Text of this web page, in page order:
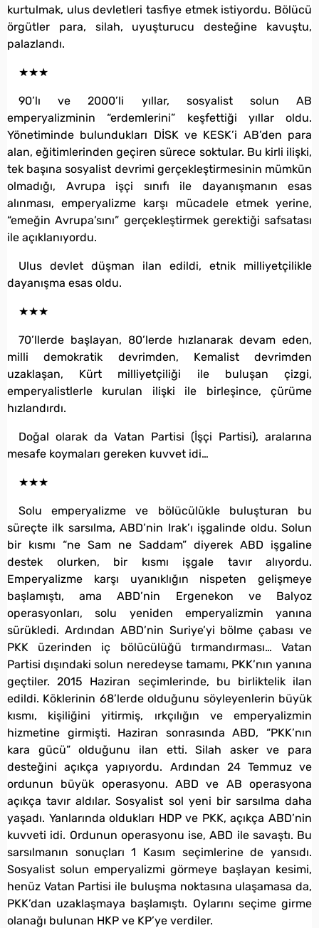
kurtulmak, ulus devletleri tasfiye etmek istiyordu. Bölücü
örgütler para, silah, uyuşturucu desteğine kavuştu,
palazlandı.
★★★
90’lı ve 2000’li yıllar, sosyalist solun AB
emperyalizminin “erdemlerini” keşfettiği yıllar oldu.
Yönetiminde bulundukları DİSK ve KESK’i AB’den para
alan, eğitimlerinden geçiren sürece soktular. Bu kirli ilişki,
tek başına sosyalist devrimi gerçekleştirmesinin mümkün
olmadığı, Avrupa işçi sınıfı ile dayanışmanın esas
alınması, emperyalizme karşı mücadele etmek yerine,
“emeğin Avrupa’sını” gerçekleştirmek gerektiği safsatası
ile açıklanıyordu.
Ulus devlet düşman ilan edildi, etnik milliyetçilikle
dayanışma esas oldu.
★★★
70’llerde başlayan, 80’lerde hızlanarak devam eden,
milli demokratik devrimden, Kemalist devrimden
uzaklaşan, Kürt milliyetçiliği ile buluşan çizgi,
emperyalistlerle kurulan ilişki ile birleşince, çürüme
hızlandırdı.
Doğal olarak da Vatan Partisi (İşçi Partisi), aralarına
mesafe koymaları gereken kuvvet idi…
★★★
Solu emperyalizme ve bölücülükle buluşturan bu
süreçte ilk sarsılma, ABD’nin Irak’ı işgalinde oldu. Solun
bir kısmı “ne Sam ne Saddam” diyerek ABD işgaline
destek olurken, bir kısmı işgale tavır alıyordu.
Emperyalizme karşı uyanıklığın nispeten gelişmeye
başlamıştı, ama ABD’nin Ergenekon ve Balyoz
operasyonları, solu yeniden emperyalizmin yanına
sürükledi. Ardından ABD’nin Suriye’yi bölme çabası ve
PKK üzerinden iç bölücülüğü tırmandırması… Vatan
Partisi dışındaki solun neredeyse tamamı, PKK’nın yanına
geçtiler. 2015 Haziran seçimlerinde, bu birliktelik ilan
edildi. Köklerinin 68’lerde olduğunu söyleyenlerin büyük
kısmı, kişiliğini yitirmiş, ırkçılığın ve emperyalizmin
hizmetine girmişti. Haziran sonrasında ABD, “PKK’nın
kara gücü” olduğunu ilan etti. Silah asker ve para
desteğini açıkça yapıyordu. Ardından 24 Temmuz ve
ordunun büyük operasyonu. ABD ve AB operasyona
açıkça tavır aldılar. Sosyalist sol yeni bir sarsılma daha
yaşadı. Yanlarında oldukları HDP ve PKK, açıkça ABD’nin
kuvveti idi. Ordunun operasyonu ise, ABD ile savaştı. Bu
sarsılmanın sonuçları 1 Kasım seçimlerine de yansıdı.
Sosyalist solun emperyalizmi görmeye başlayan kesimi,
henüz Vatan Partisi ile buluşma noktasına ulaşamasa da,
PKK’dan uzaklaşmaya başlamıştı. Oylarını seçime girme
olanağı bulunan HKP ve KP’ye verdiler.